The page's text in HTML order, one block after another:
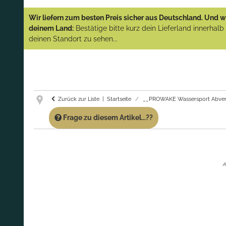
(Abverkauf)!
GARANTIE UND SERVICE:
Artikeln einfach an!
Wir liefern zum besten Preis sicher aus Deutschland. Und
deinem Land: Bestätige bitte kurz dein Lieferland
deinen Standort zu sehen...
Zurück zur Liste Startseite __PROWAKE Wassersport
Frage zu diesem Artikel...??